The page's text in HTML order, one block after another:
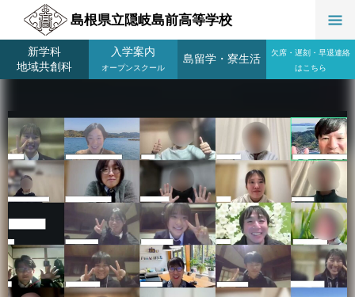
島根県立隠岐島前高等学校
新学科
地域共創科
入学案内
オープンスクール
島留学 ・ 寮生活
欠席・遅刻・早退連絡
はこちら